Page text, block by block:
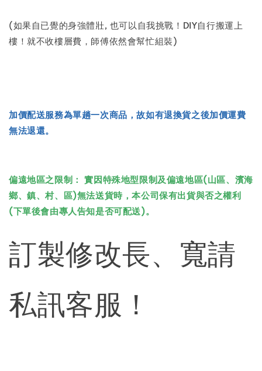
(如果自已覺的身強體壯, 也可以自我挑戰！DIY自行搬運上
樓！就不收樓層費，師傅依然會幫忙組裝)
加價配送服務為單趟一次商品，故如有退換貨之後加價運費
無法退還。
偏遠地區之限制： 實因特殊地型限制及偏遠地區(山區、濱海
鄉、鎮、村、區)無法送貨時，本公司保有出貨與否之權利
(下單後會由專人告知是否可配送)。
訂製修改長、寬請
私訊客服！